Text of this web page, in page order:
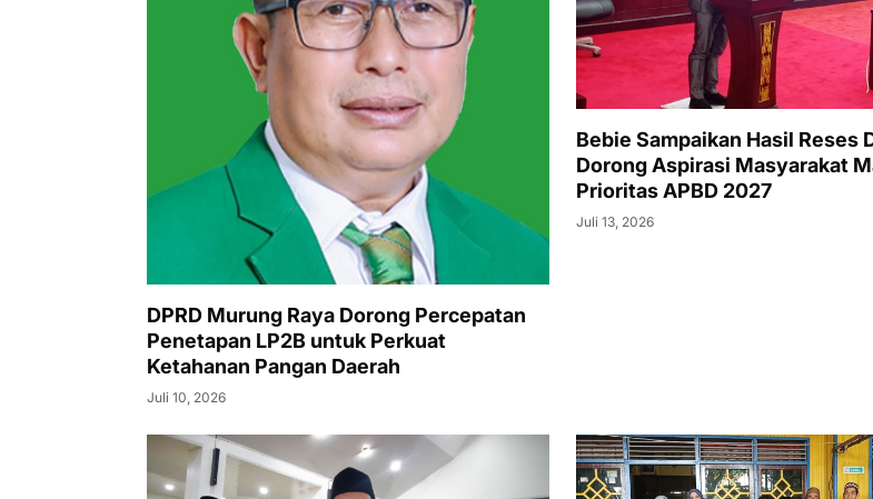
DPRD Murung Raya Dorong Percepatan
Penetapan LP2B untuk Perkuat
Ketahanan Pangan Daerah
Juli 10, 2026
Bebie Sampaikan Hasil Reses
Dorong Aspirasi Masyarakat
Prioritas APBD 2027
Juli 13, 2026